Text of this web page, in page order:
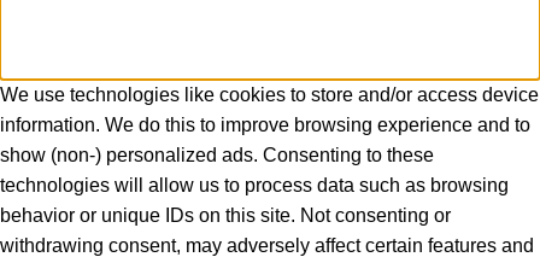
We use technologies like cookies to store and/or access device
information. We do this to improve browsing experience and to
show (non-) personalized ads. Consenting to these
technologies will allow us to process data such as browsing
behavior or unique IDs on this site. Not consenting or
withdrawing consent, may adversely affect certain features and